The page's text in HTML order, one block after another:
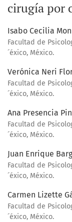
cirugía por
Isabo Cecilia
Facultad de
´éxico, México.
Verónica Neri
Facultad de
´éxico, México.
Ana Presencia
Facultad de
´éxico, México.
Juan Enrique
Facultad de
´éxico, México.
Carmen Lizette
Facultad de
´éxico, México.